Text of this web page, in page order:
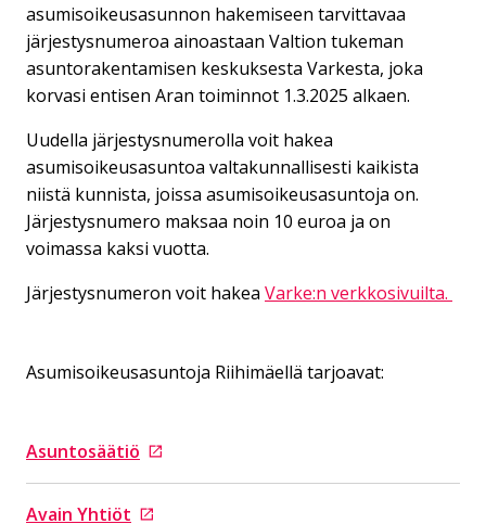
asumisoikeusasunnon hakemiseen tarvittavaa
järjestysnumeroa ainoastaan Valtion tukeman
asuntorakentamisen keskuksesta Varkesta, joka
korvasi entisen Aran toiminnot 1.3.2025 alkaen.
Uudella järjestysnumerolla voit hakea
asumisoikeusasuntoa valtakunnallisesti kaikista
niistä kunnista, joissa asumisoikeusasuntoja on.
Järjestysnumero maksaa noin 10 euroa ja on
voimassa kaksi vuotta.
Järjestysnumeron voit hakea Varke:n verkkosivuilta.
Asumisoikeusasuntoja Riihimäellä tarjoavat:
Asuntosäätiö
Siirtyy ulkoiselle sivustolle
Avain Yhtiöt